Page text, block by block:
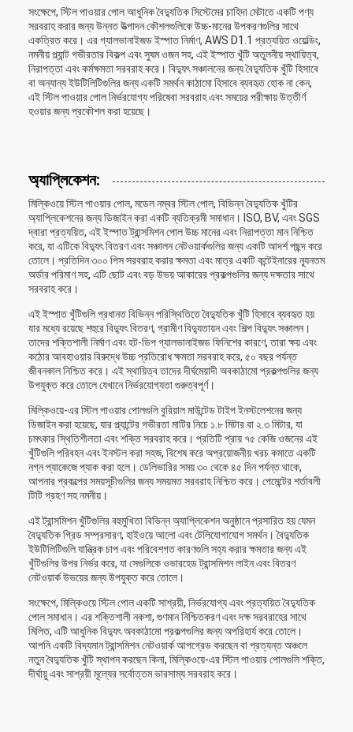
সংক্ষেপে, স্টিল পাওয়ার পোল আধুনিক বৈদ্যুতিক সিস্টেমের চাহিদা মেটাতে একটি পণ্য
সরবরাহ করার জন্য উন্নত উত্পাদন কৌশলগুলিকে উচ্চ-মানের উপকরণগুলির সাথে
একত্রিত করে। এর গ্যালভানাইজড ইস্পাত নির্মাণ, AWS D1.1 প্রত্যয়িত ওয়েল্ডিং,
নমনীয় প্ল্যান্ট গভীরতার বিকল্প এবং সুষম ওজন সহ, এই ইস্পাত খুঁটি অতুলনীয় স্থায়িত্ব,
নিরাপত্তা এবং কর্মক্ষমতা সরবরাহ করে। বিদ্যুৎ সঞ্চালনের জন্য বৈদ্যুতিক খুঁটি হিসাবে
বা অন্যান্য ইউটিলিটিগুলির জন্য একটি সমর্থন কাঠামো হিসাবে ব্যবহৃত হোক না কেন,
এই স্টিল পাওয়ার পোল নির্ভরযোগ্য পরিষেবা সরবরাহ এবং সময়ের পরীক্ষায় উত্তীর্ণ
হওয়ার জন্য প্রকৌশল করা হয়েছে।
অ্যাপ্লিকেশন:
মিল্কিওয়ে স্টিল পাওয়ার পোল, মডেল নম্বর স্টিল পোল, বিভিন্ন বৈদ্যুতিক খুঁটির
অ্যাপ্লিকেশনের জন্য ডিজাইন করা একটি ব্যতিক্রমী সমাধান। ISO, BV, এবং SGS
দ্বারা প্রত্যয়িত, এই ইস্পাত ট্রান্সমিশন পোল উচ্চ মানের এবং নিরাপত্তা মান নিশ্চিত
করে, যা এটিকে বিদ্যুৎ বিতরণ এবং সঞ্চালন নেটওয়ার্কগুলির জন্য একটি আদর্শ পছন্দ করে
তোলে। প্রতিদিন ৩০০ পিস সরবরাহ করার ক্ষমতা এবং মাত্র একটি কন্টেইনারের ন্যূনতম
অর্ডার পরিমাণ সহ, এটি ছোট এবং বড় উভয় আকারের প্রকল্পগুলির জন্য দক্ষতার সাথে
সরবরাহ করে।
এই ইস্পাত খুঁটিগুলি প্রধানত বিভিন্ন পরিস্থিতিতে বৈদ্যুতিক খুঁটি হিসাবে ব্যবহৃত হয়
যার মধ্যে রয়েছে শহুরে বিদ্যুৎ বিতরণ, গ্রামীণ বিদ্যুতায়ন এবং শিল্প বিদ্যুৎ সঞ্চালন।
তাদের শক্তিশালী নির্মাণ এবং হট-ডিপ গ্যালভানাইজড ফিনিশের কারণে, তারা ক্ষয় এবং
কঠোর আবহাওয়ার বিরুদ্ধে উচ্চ প্রতিরোধ ক্ষমতা সরবরাহ করে, ৫০ বছর পর্যন্ত
জীবনকাল নিশ্চিত করে। এই স্থায়িত্ব তাদের দীর্ঘমেয়াদী অবকাঠামো প্রকল্পগুলির জন্য
উপযুক্ত করে তোলে যেখানে নির্ভরযোগ্যতা গুরুত্বপূর্ণ।
মিল্কিওয়ে-এর স্টিল পাওয়ার পোলগুলি বুরিয়াল মাউন্টেড টাইপ ইনস্টলেশনের জন্য
ডিজাইন করা হয়েছে, যার প্ল্যান্টের গভীরতা মাটির নিচে ১.৮ মিটার বা ২.৩ মিটার, যা
চমৎকার স্থিতিশীলতা এবং শক্তি সরবরাহ করে। প্রতিটি প্রায় ৭৫ কেজি ওজনের এই
খুঁটিগুলি পরিবহন এবং ইনস্টল করা সহজ, বিশেষ করে অপ্রয়োজনীয় খরচ কমাতে একটি
নগ্ন প্যাকেজে প্যাক করা হলে। ডেলিভারির সময় ৩০ থেকে ৪৫ দিন পর্যন্ত থাকে,
আপনার প্রকল্পের সময়সূচীগুলির জন্য সময়মত সরবরাহ নিশ্চিত করে। পেমেন্টের শর্তাবলী
টিটি গ্রহণ সহ নমনীয়।
এই ট্রান্সমিশন খুঁটিগুলির বহুমুখিতা বিভিন্ন অ্যাপ্লিকেশন অনুষ্ঠানে প্রসারিত হয় যেমন
বৈদ্যুতিক গ্রিড সম্প্রসারণ, হাইওয়ে আলো এবং টেলিযোগাযোগ সমর্থন। বৈদ্যুতিক
ইউটিলিটিগুলি যান্ত্রিক চাপ এবং পরিবেশগত কারণগুলি সহ্য করার ক্ষমতার জন্য এই
খুঁটিগুলির উপর নির্ভর করে, যা সেগুলিকে ওভারহেড ট্রান্সমিশন লাইন এবং বিতরণ
নেটওয়ার্ক উভয়ের জন্য উপযুক্ত করে তোলে।
সংক্ষেপে, মিল্কিওয়ে স্টিল পোল একটি সাশ্রয়ী, নির্ভরযোগ্য এবং প্রত্যয়িত বৈদ্যুতিক
পোল সমাধান। এর শক্তিশালী নকশা, গুণমান নিশ্চিতকরণ এবং দক্ষ সরবরাহের সাথে
মিলিত, এটি আধুনিক বিদ্যুৎ অবকাঠামো প্রকল্পগুলির জন্য অপরিহার্য করে তোলে।
আপনি একটি বিদ্যমান ট্রান্সমিশন নেটওয়ার্ক আপগ্রেড করছেন বা প্রত্যন্ত অঞ্চলে
নতুন বৈদ্যুতিক খুঁটি স্থাপন করছেন কিনা, মিল্কিওয়ে-এর স্টিল পাওয়ার পোলগুলি শক্তি,
দীর্ঘায়ু এবং সাশ্রয়ী মূল্যের সর্বোত্তম ভারসাম্য সরবরাহ করে।